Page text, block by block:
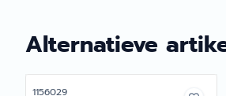
Alternatieve
Artikelnummer
1156029